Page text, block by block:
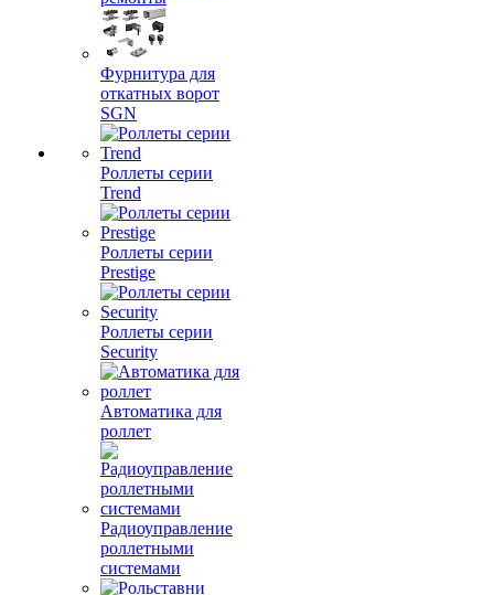
Фурнитура для
откатных ворот
SGN
Роллеты серии
Trend
Роллеты серии
Prestige
Роллеты серии
Security
Автоматика для
роллет
Радиоуправление
роллетными
системами